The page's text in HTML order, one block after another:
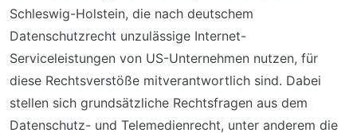
Schleswig-Holstein, die nach deutschem
Datenschutzrecht unzulässige Internet-
Serviceleistungen von US-Unternehmen nutzen, für
diese Rechtsverstöße mitverantwortlich sind. Dabei
stellen sich grundsätzliche Rechtsfragen aus dem
Datenschutz- und Telemedienrecht, unter anderem die